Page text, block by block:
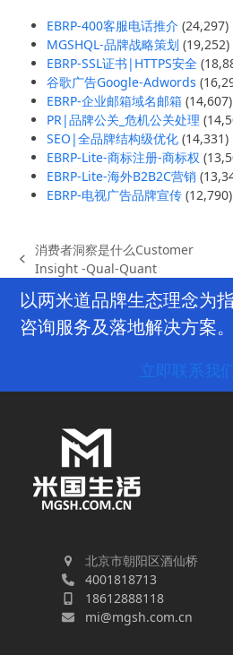
EBRP-400客服电话推介 (24,297)
MGSHQL-品牌战略策划 (19,252)
EBRP-SSL证书|HTTPS安全
谷歌广告Google-Adwords
EBRP-企业邮箱域名邮箱 (14,607)
PR|品牌公关_危机公关处理
SEO|全品牌结构级优化 (14,331)
EBRP-Lite-商标注册-商标权
EBRP-Lite-海外B2B2C营销
EBRP-电视广告品牌宣传 (12,790)
previous
消费者洞察是什么Customer
Insight -Qual-Quant
以两米道品牌生态理念为
咨询服务及落地解决方案。
立即联系我
北京市朝阳区酒仙桥
4001818713
18612888118
mi@mgsh.com.cn